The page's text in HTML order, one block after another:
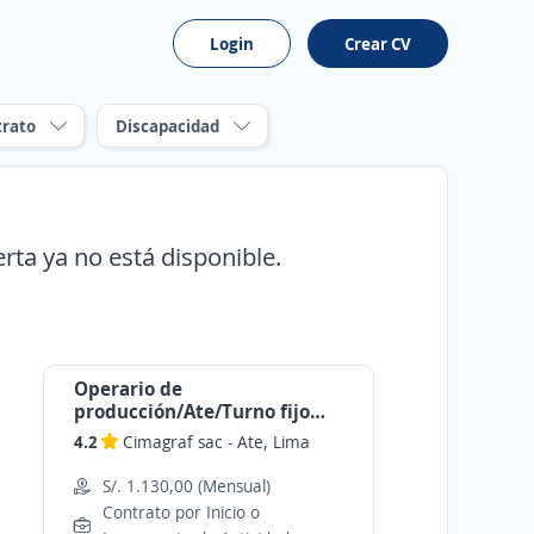
Login Crear CV
Discapacidad
ya no está disponible.
Operario de
producción/Ate/Turno fijo
Campaña
4.2 Cimagraf sac - Ate, Lima
S/. 1.130,00 (Mensual)
Contrato por Inicio o